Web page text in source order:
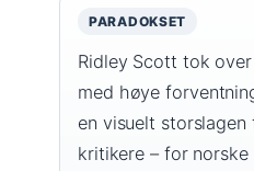
PARADOKSET
Ridley Scott tok
med høye
en visuelt
kritikere – for